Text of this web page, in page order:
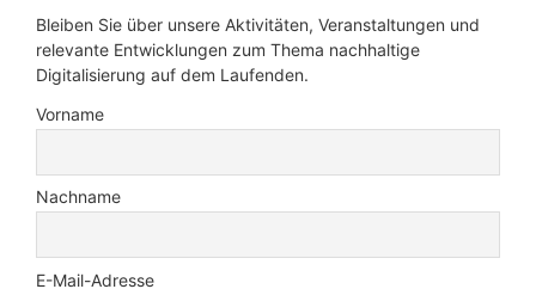
Bleiben Sie über unsere Aktivitäten, Veranstaltungen und
relevante Entwicklungen zum Thema nachhaltige
Digitalisierung auf dem Laufenden.
Vorname
Nachname
E-Mail-Adresse